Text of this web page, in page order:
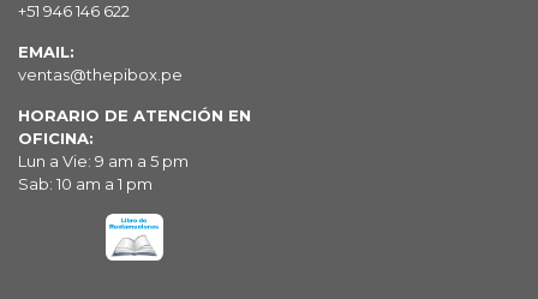
+51 946 146 622
EMAIL:
ventas@thepibox.pe
HORARIO DE ATENCIÓN EN
OFICINA:
Lun a Vie: 9 am a 5 pm
Sab: 10 am a 1 pm